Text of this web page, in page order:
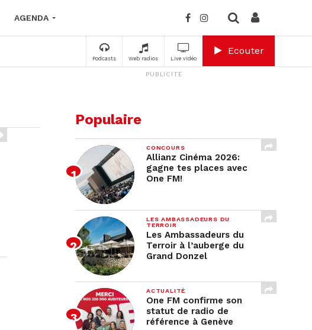
AGENDA
Podcasts Web radios Live vidéo
Ecouter
PUBLICITÉ
Populaire
CONCOURS
Allianz Cinéma 2026:
gagne tes places avec
One FM!
LES AMBASSADEURS DU
TERROIR
Les Ambassadeurs du
Terroir à l’auberge du
Grand Donzel
ACTUALITÉ
One FM confirme son
statut de radio de
référence à Genève